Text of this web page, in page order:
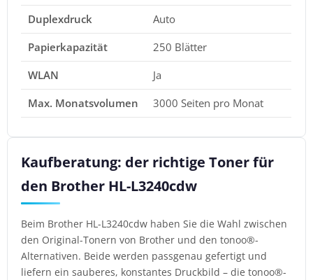
Duplexdruck
Auto
Papierkapazität
250 Blätter
WLAN
Ja
Max. Monatsvolumen
3000 Seiten pro Monat
Kaufberatung: der richtige Toner für
den Brother HL-L3240cdw
Beim Brother HL-L3240cdw haben Sie die Wahl zwischen
den Original-Tonern von Brother und den tonoo®-
Alternativen. Beide werden passgenau gefertigt und
liefern ein sauberes, konstantes Druckbild – die tonoo®-